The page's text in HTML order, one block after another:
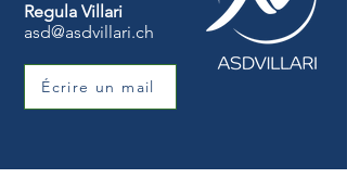
Regula Villari
asd@asdvillari.ch
Écrire un mail